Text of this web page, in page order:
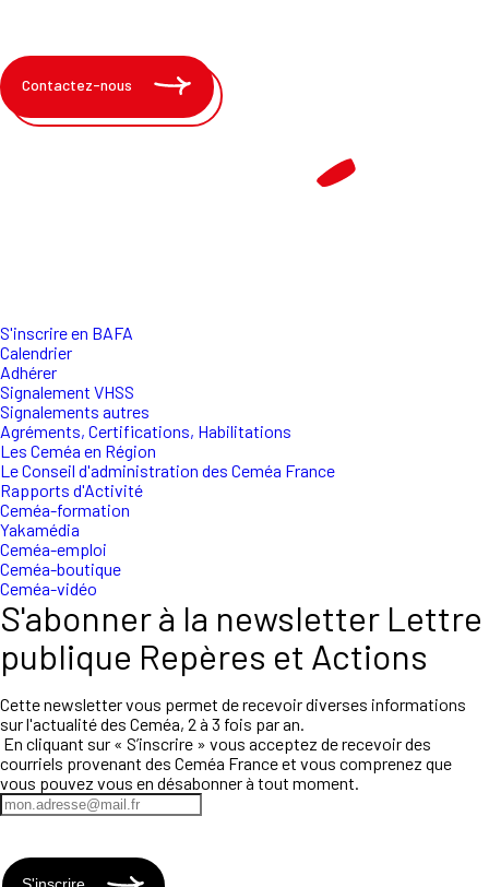
Contactez-nous
S'inscrire en BAFA
Calendrier
Adhérer
Signalement VHSS
Signalements autres
Agréments, Certifications, Habilitations
Les Ceméa en Région
Le Conseil d'administration des Ceméa France
Rapports d'Activité
Ceméa-formation
Yakamédia
Ceméa-emploi
Ceméa-boutique
Ceméa-vidéo
S'abonner à la newsletter Lettre
publique Repères et Actions
Cette newsletter vous permet de recevoir diverses informations
sur l'actualité des Ceméa, 2 à 3 fois par an.
En cliquant sur « S’inscrire » vous acceptez de recevoir des
courriels provenant des Ceméa France et vous comprenez que
vous pouvez vous en désabonner à tout moment.